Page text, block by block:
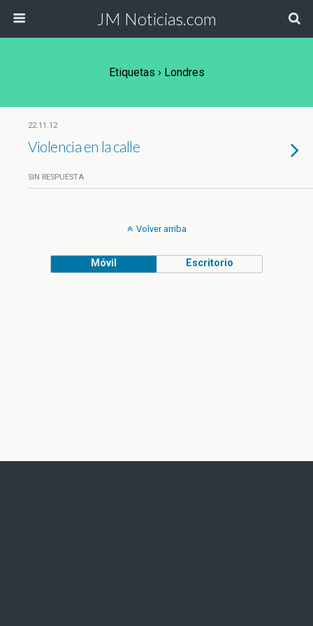
JM Noticias.com
Etiquetas › Londres
22.11.12
Violencia en la calle
SIN RESPUESTA
Volver arriba
Móvil Escritorio